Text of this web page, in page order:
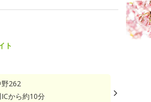
ト
262
ICから約10分